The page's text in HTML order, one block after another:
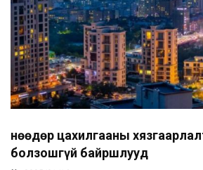
Өнөөдөр цахилгааны
болзошгүй байршлууд